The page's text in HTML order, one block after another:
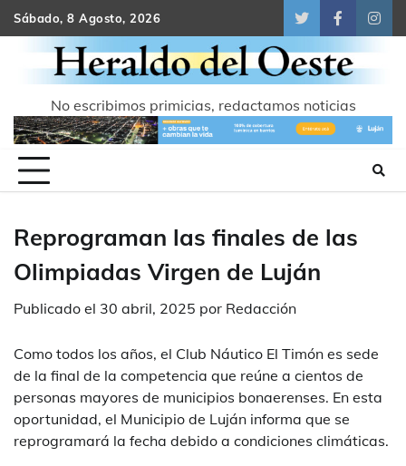
Skip
to
content
Sábado, 8 Agosto, 2026
TwitterFacebook
No escribimos primicias, redactamos noticias
Reprograman las finales de las
Olimpiadas Virgen de Luján
Publicado el 30 abril, 2025 por Redacción
Como todos los años, el Club Náutico El Timón es sede
de la final de la competencia que reúne a cientos de
personas mayores de municipios bonaerenses. En esta
oportunidad, el Municipio de Luján informa que se
reprogramará la fecha debido a condiciones climáticas.